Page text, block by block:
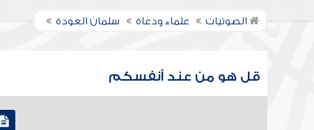
الصوتيات علماء ودعاة سلمان العودة
قل هو من عند أنفسكم